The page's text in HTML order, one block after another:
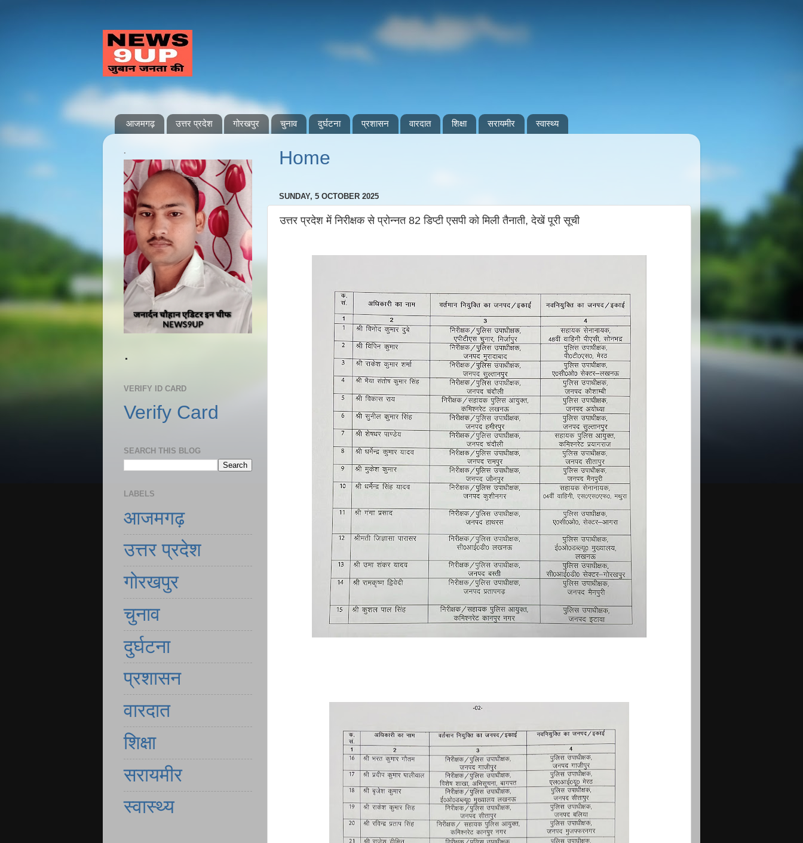
आजमगढ़ उत्तर प्रदेश गोरखपुर चुनाव दुर्घटना प्रशासन वारदात शिक्षा सरायमीर स्वास्थ्य
Home
SUNDAY, 5 OCTOBER 2025
उत्तर प्रदेश में निरीक्षक से प्रोन्नत 82 डिप्टी एसपी को मिली तैनाती, देखें पूरी सूची
.
.
VERIFY ID CARD
Verify Card
SEARCH THIS BLOG
LABELS
आजमगढ़
उत्तर प्रदेश
गोरखपुर
चुनाव
दुर्घटना
प्रशासन
वारदात
शिक्षा
सरायमीर
स्वास्थ्य